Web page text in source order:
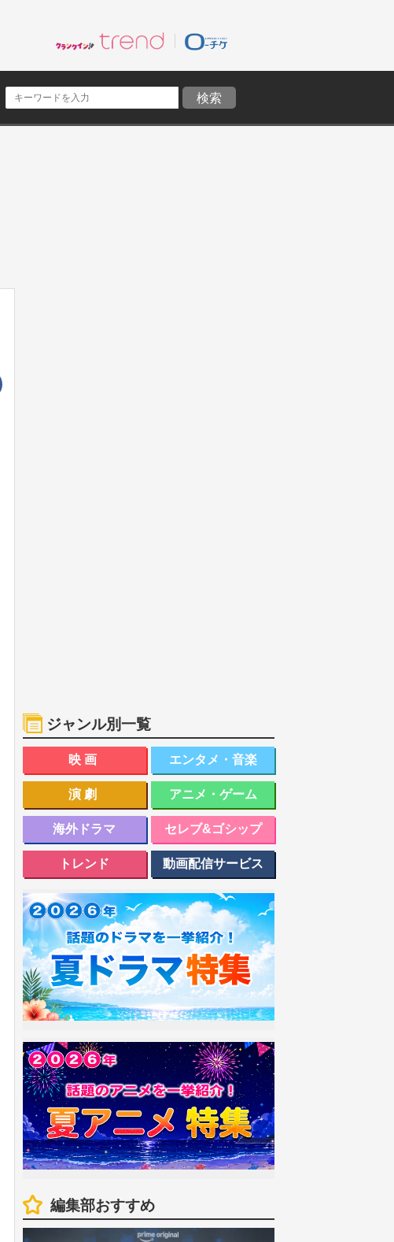
ジャンル別一覧
映画 エンタメ・音楽
演劇 アニメ・ゲーム
海外ドラマ セレブ&ゴシップ
トレンド 動画配信サービス
編集部おすすめ